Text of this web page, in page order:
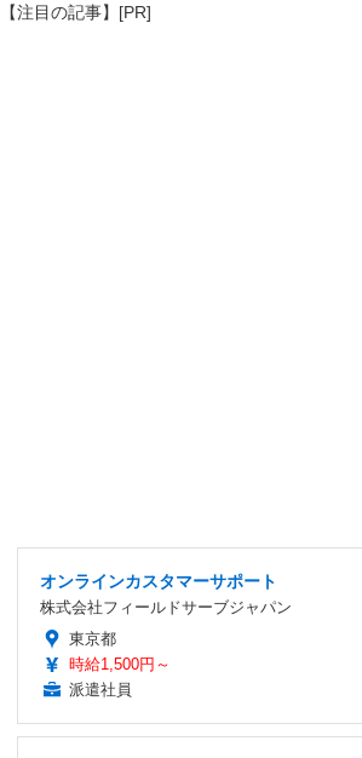
【注目の記事】[PR]
オンラインカスタマーサポート
株式会社フィールドサーブジャパン
東京都
時給1,500円～
派遣社員